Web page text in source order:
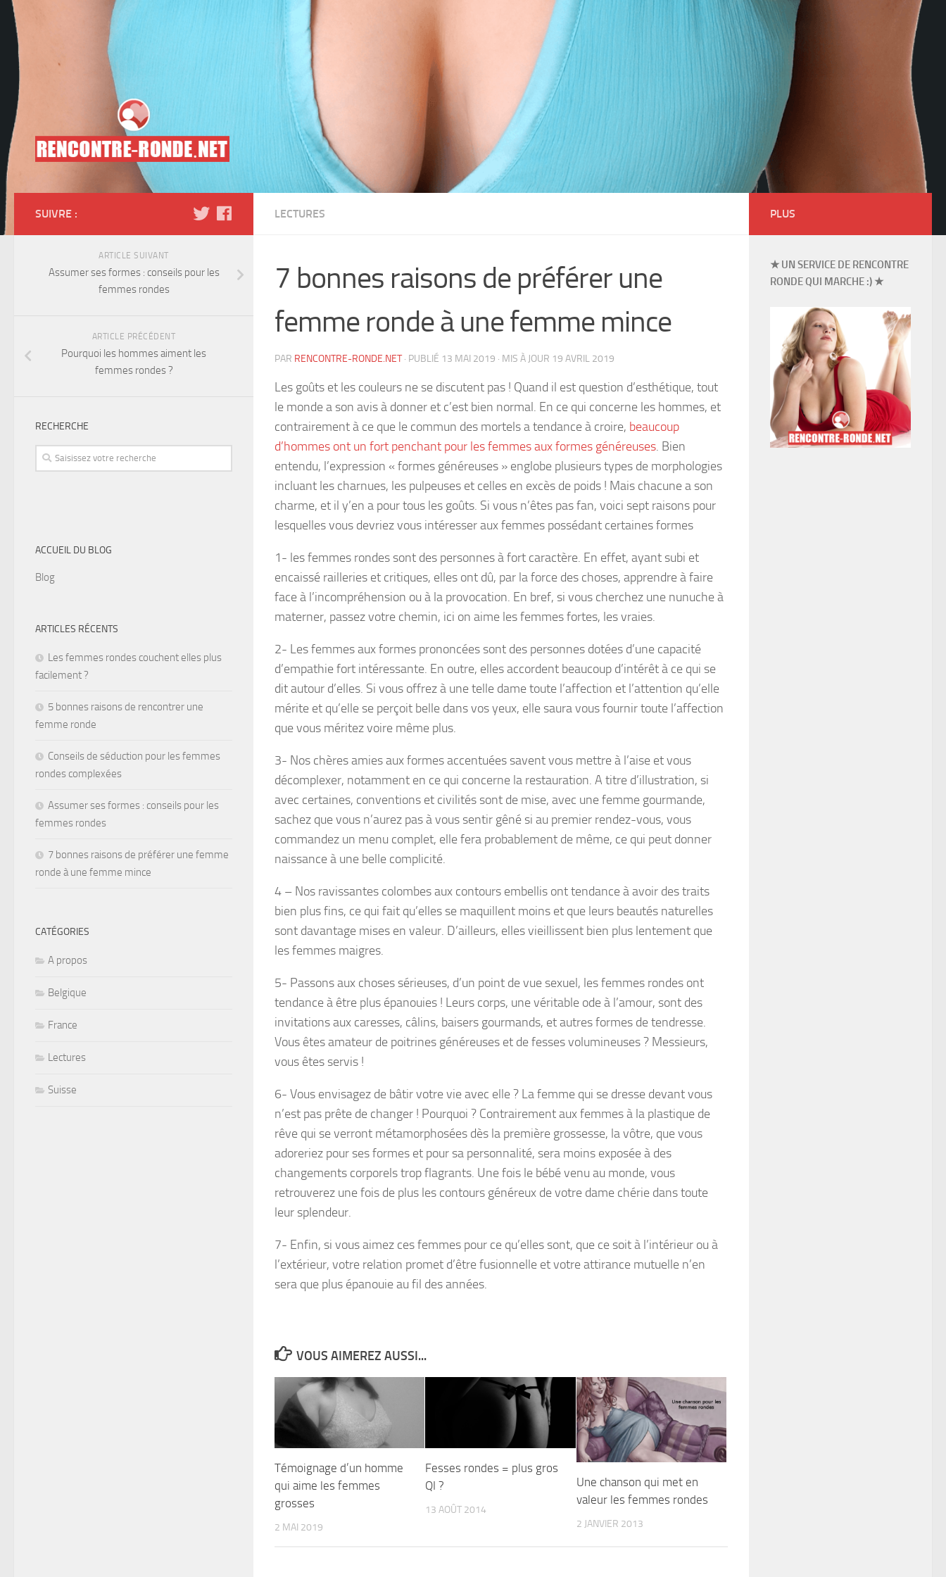
LECTURES
7 bonnes raisons de préférer une
femme ronde à une femme mince
PAR RENCONTRE-RONDE.NET · PUBLIÉ 13 MAI 2019 · MIS À JOUR 19 AVRIL 2019
Les goûts et les couleurs ne se discutent pas ! Quand il est question d’esthétique, tout
le monde a son avis à donner et c’est bien normal. En ce qui concerne les hommes, et
contrairement à ce que le commun des mortels a tendance à croire, beaucoup
d’hommes ont un fort penchant pour les femmes aux formes généreuses. Bien
entendu, l’expression « formes généreuses » englobe plusieurs types de morphologies
incluant les charnues, les pulpeuses et celles en excès de poids ! Mais chacune a son
charme, et il y’en a pour tous les goûts. Si vous n’êtes pas fan, voici sept raisons pour
lesquelles vous devriez vous intéresser aux femmes possédant certaines formes
1- les femmes rondes sont des personnes à fort caractère. En effet, ayant subi et
encaissé railleries et critiques, elles ont dû, par la force des choses, apprendre à faire
face à l’incompréhension ou à la provocation. En bref, si vous cherchez une nunuche à
materner, passez votre chemin, ici on aime les femmes fortes, les vraies.
2- Les femmes aux formes prononcées sont des personnes dotées d’une capacité
d’empathie fort intéressante. En outre, elles accordent beaucoup d’intérêt à ce qui se
dit autour d’elles. Si vous offrez à une telle dame toute l’affection et l’attention qu’elle
mérite et qu’elle se perçoit belle dans vos yeux, elle saura vous fournir toute l’affection
que vous méritez voire même plus.
3- Nos chères amies aux formes accentuées savent vous mettre à l’aise et vous
décomplexer, notamment en ce qui concerne la restauration. A titre d’illustration, si
avec certaines, conventions et civilités sont de mise, avec une femme gourmande,
sachez que vous n’aurez pas à vous sentir gêné si au premier rendez-vous, vous
commandez un menu complet, elle fera probablement de même, ce qui peut donner
naissance à une belle complicité.
4 – Nos ravissantes colombes aux contours embellis ont tendance à avoir des traits
bien plus fins, ce qui fait qu’elles se maquillent moins et que leurs beautés naturelles
sont davantage mises en valeur. D’ailleurs, elles vieillissent bien plus lentement que
les femmes maigres.
5- Passons aux choses sérieuses, d’un point de vue sexuel, les femmes rondes ont
tendance à être plus épanouies ! Leurs corps, une véritable ode à l’amour, sont des
invitations aux caresses, câlins, baisers gourmands, et autres formes de tendresse.
Vous êtes amateur de poitrines généreuses et de fesses volumineuses ? Messieurs,
vous êtes servis !
6- Vous envisagez de bâtir votre vie avec elle ? La femme qui se dresse devant vous
n’est pas prête de changer ! Pourquoi ? Contrairement aux femmes à la plastique de
rêve qui se verront métamorphosées dès la première grossesse, la vôtre, que vous
adoreriez pour ses formes et pour sa personnalité, sera moins exposée à des
changements corporels trop flagrants. Une fois le bébé venu au monde, vous
retrouverez une fois de plus les contours généreux de votre dame chérie dans toute
leur splendeur.
7- Enfin, si vous aimez ces femmes pour ce qu’elles sont, que ce soit à l’intérieur ou à
l’extérieur, votre relation promet d’être fusionnelle et votre attirance mutuelle n’en
sera que plus épanouie au fil des années.
VOUS AIMEREZ AUSSI...
Témoignage d’un homme
qui aime les femmes
grosses
2 MAI 2019
Fesses rondes = plus gros
QI ?
13 AOÛT 2014
Une chanson qui met en
valeur les femmes rondes
2 JANVIER 2013
SUIVRE :
ARTICLE SUIVANT
Assumer ses formes : conseils pour les
femmes rondes
ARTICLE PRÉCÉDENT
Pourquoi les hommes aiment les
femmes rondes ?
RECHERCHE
ACCUEIL DU BLOG
Blog
ARTICLES RÉCENTS
Les femmes rondes couchent elles plus
facilement ?
5 bonnes raisons de rencontrer une
femme ronde
Conseils de séduction pour les femmes
rondes complexées
Assumer ses formes : conseils pour les
femmes rondes
7 bonnes raisons de préférer une femme
ronde à une femme mince
CATÉGORIES
A propos
Belgique
France
Lectures
Suisse
PLUS
★ UN SERVICE DE RENCONTRE
RONDE QUI MARCHE :) ★